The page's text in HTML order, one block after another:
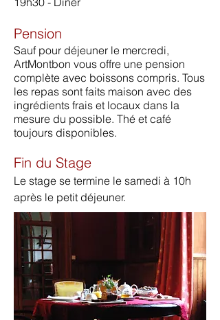
Pension
Sauf pour déjeuner le mercredi,
ArtMontbon vous offre une pension
complète avec boissons compris. Tous
les repas sont faits maison avec des
ingrédients frais et locaux dans la
mesure du possible. Thé et café
toujours disponibles.
Fin du Stage
Le stage se termine le samedi à 10h
après le petit déjeuner.